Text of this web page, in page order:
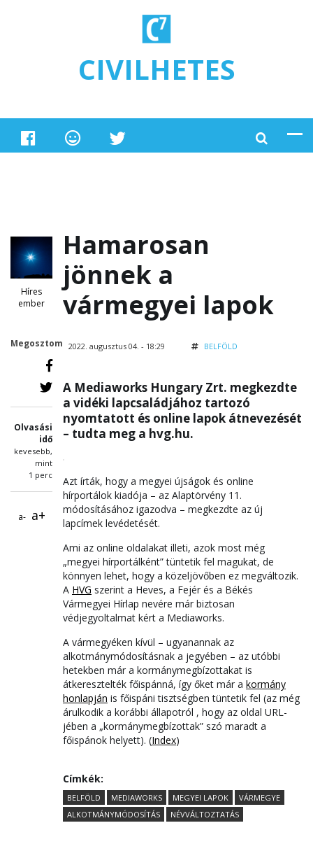
CIVILHETES
Híres
ember
Megosztom
Olvasási
idő
kevesebb,
mint
1 perc
a- a+
Hamarosan
jönnek a
vármegyei lapok
2022. augusztus 04. - 18:29 BELFÖLD
A Mediaworks Hungary Zrt. megkezdte
a vidéki lapcsaládjához tartozó
nyomtatott és online lapok átnevezését
– tudta meg a hvg.hu.
Azt írták, hogy a megyei újságok és online
hírportálok kiadója – az Alaptörvény 11.
módosításához igazodva – megkezdte az új
lapcímek levédetését.
Ami az online oldalakat illeti, azok most még
„megyei hírportálként” tüntetik fel magukat, de
könnyen lehet, hogy a közeljövőben ez megváltozik.
A HVG szerint a Heves, a Fejér és a Békés
Vármegyei Hírlap nevére már biztosan
védjegyoltalmat kért a Mediaworks.
A vármegyéken kívül – ugyanannak az
alkotmánymódosításnak a jegyében – az utóbbi
hetekben már a kormánymegbízottakat is
átkeresztelték főispánná, így őket már a kormány
honlapján is főispáni tisztségben tüntetik fel (az még
árulkodik a korábbi állapotról , hogy az oldal URL-
jében a „kormánymegbízottak” szó maradt a
főispánok helyett). (Index)
Címkék:
BELFÖLD MEDIAWORKS MEGYEI LAPOK
VÁRMEGYE
ALKOTMÁNYMÓDOSÍTÁS
NÉVVÁLTOZTATÁS